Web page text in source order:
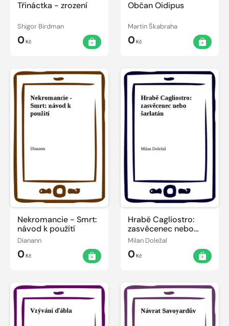
Třináctka - zrození
Shigor Birdman
0Kč
Občan Oidipus
Martin Škabraha
0Kč
Nekromancie - Smrt:
návod k použití
Dianann
0Kč
Hrabě Cagliostro:
zasvěcenec nebo
šarlatán
Milan Doležal
0Kč